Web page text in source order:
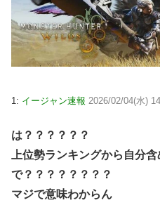
1: イージャン速報 2026/02/04(水)
は？？？？？？
上位勢ランキングから自分
で？？？？？？？？
マジで意味わからん